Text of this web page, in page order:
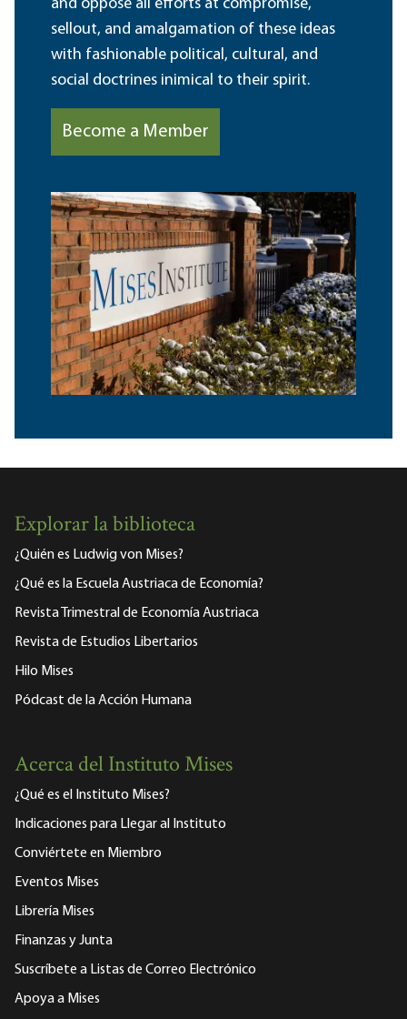
and oppose all efforts at compromise,
sellout, and amalgamation of these ideas
with fashionable political, cultural, and
social doctrines inimical to their spirit.
Become a Member
Explorar la biblioteca
¿Quién es Ludwig von Mises?
¿Qué es la Escuela Austriaca de Economía?
Revista Trimestral de Economía Austriaca
Revista de Estudios Libertarios
Hilo Mises
Pódcast de la Acción Humana
Acerca del Instituto Mises
¿Qué es el Instituto Mises?
Indicaciones para Llegar al Instituto
Conviértete en Miembro
Eventos Mises
Librería Mises
Finanzas y Junta
Suscríbete a Listas de Correo Electrónico
Apoya a Mises